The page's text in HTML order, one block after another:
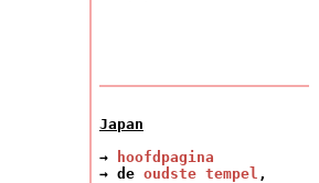
Japan
→
hoofdpagina
→ de oudste tempel ,